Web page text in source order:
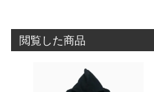
閲覧した商品